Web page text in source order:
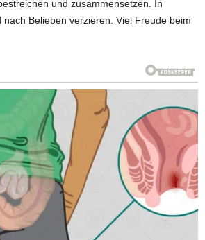
und zusammensetzen. In
nach Belieben verzieren. Viel Freude beim